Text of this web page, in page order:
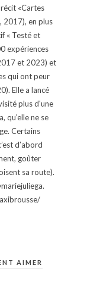
«Cartes
2017), en plus
« Testé et
expériences
et 2023) et
qui ont peur
Elle a lancé
plus d'une
qu'elle ne se
Certains
d’abord
goûter
sa route).
AIMER